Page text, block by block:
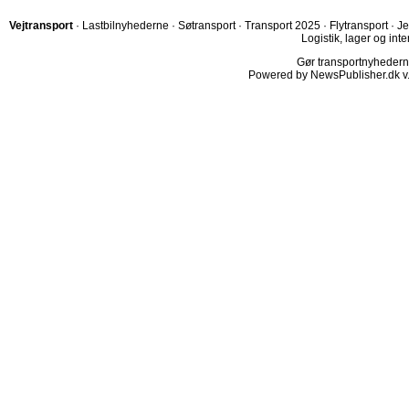
Vejtransport · Lastbilnyhederne · Søtransport · Transport 2025 · Flytransport ·
Logistik, lager og
Gør
Powered by NewsPublisher.dk